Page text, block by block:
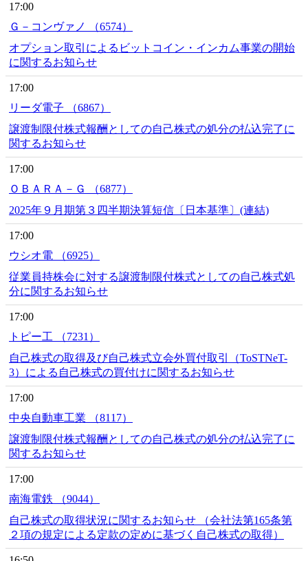
17:00
Ｇ－コンヴァノ （6574）
オプション取引によるビットコイン・インカム事業の開始
に関するお知らせ
17:00
リーダ電子 （6867）
譲渡制限付株式報酬としての自己株式の処分の払込完了に
関するお知らせ
17:00
ＯＢＡＲＡ－Ｇ （6877）
2025年９月期第３四半期決算短信〔日本基準〕(連結)
17:00
ウシオ電 （6925）
従業員持株会に対する譲渡制限付株式としての自己株式処
分に関するお知らせ
17:00
トピー工 （7231）
自己株式の取得及び自己株式立会外買付取引（ToSTNeT-
3）による自己株式の買付けに関するお知らせ
17:00
中央自動車工業 （8117）
譲渡制限付株式報酬としての自己株式の処分の払込完了に
関するお知らせ
17:00
南海電鉄 （9044）
自己株式の取得状況に関するお知らせ （会社法第165条第
２項の規定による定款の定めに基づく自己株式の取得）